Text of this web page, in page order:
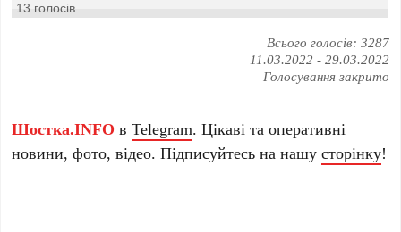
13 голосів
Всього голосів: 3287
11.03.2022 - 29.03.2022
Голосування закрито
Шостка.INFO вTelegram. Цікаві та оперативні
новини, фото, відео. Підписуйтесь на нашусторінку!